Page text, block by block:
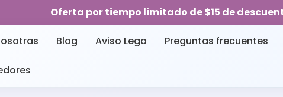
Oferta por tiempo limitado de $15 de
Blog Aviso Lega Preguntas frecuentes